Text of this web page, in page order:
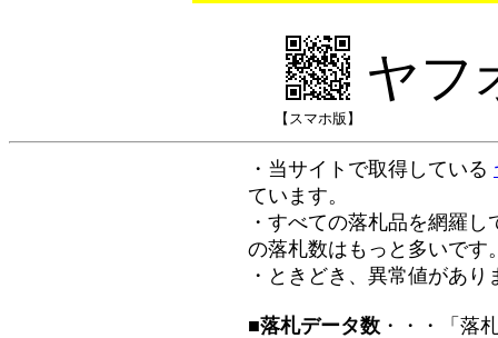
【スマホ版】
ヤフ
・当サイトで取得している
ています。
・すべての落札品を網羅
の落札数はもっと多いです
・ときどき、異常値があ
■落札データ数 ・・・「落